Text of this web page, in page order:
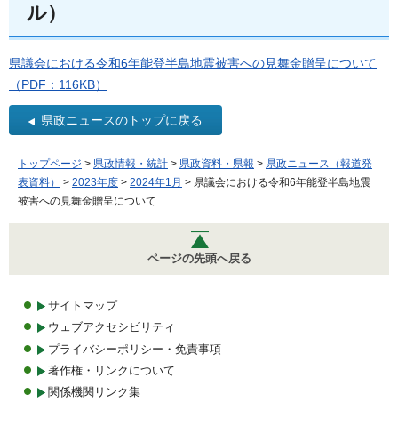
ル）
県議会における令和6年能登半島地震被害への見舞金贈呈について
（PDF：116KB）
県政ニュースのトップに戻る
トップページ > 県政情報・統計 > 県政資料・県報 > 県政ニュース（報道発
表資料）
> 2023年度 > 2024年1月 > 県議会における令和6年能登半島地震
被害への見舞金贈呈について
ページの先頭へ戻る
サイトマップ
ウェブアクセシビリティ
プライバシーポリシー・免責事項
著作権・リンクについて
関係機関リンク集